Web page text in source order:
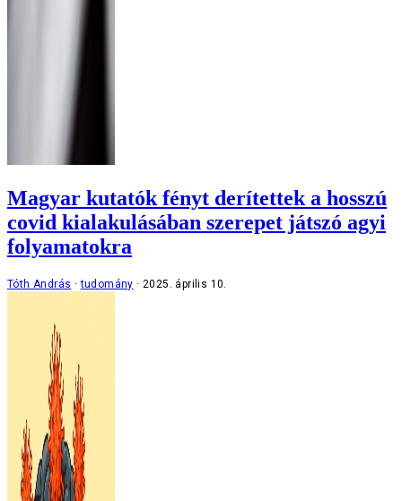
Magyar kutatók fényt derítettek a hosszú
covid kialakulásában szerepet játszó agyi
folyamatokra
Tóth András tudomány 2025. április 10.